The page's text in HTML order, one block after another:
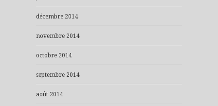
décembre 2014
novembre 2014
octobre 2014
septembre 2014
août 2014